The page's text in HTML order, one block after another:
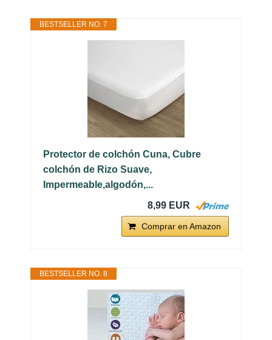
BESTSELLER NO. 7
Protector de colchón Cuna, Cubre
colchón de Rizo Suave,
Impermeable,algodón,...
8,99 EUR
Comprar en Amazon
BESTSELLER NO. 8